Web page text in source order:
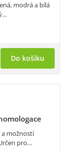
modrá a bílá
Do košíku
a možností
pro…